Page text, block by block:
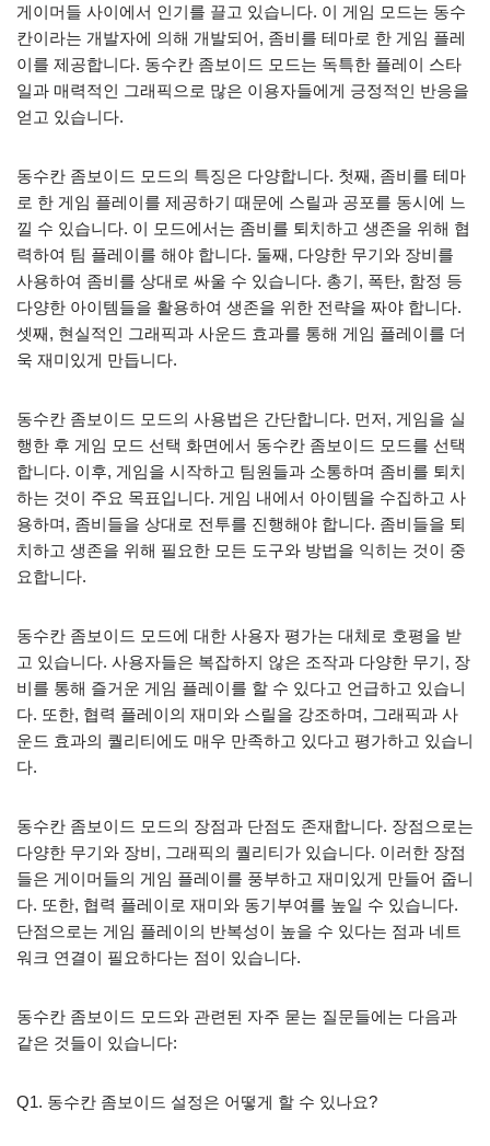
게이머들 사이에서 인기를 끌고 있습니다. 이 게임 모드는 동수
칸이라는 개발자에 의해 개발되어, 좀비를 테마로 한 게임 플레
이를 제공합니다. 동수칸 좀보이드 모드는 독특한 플레이 스타
일과 매력적인 그래픽으로 많은 이용자들에게 긍정적인 반응을
얻고 있습니다.
동수칸 좀보이드 모드의 특징은 다양합니다. 첫째, 좀비를 테마
로 한 게임 플레이를 제공하기 때문에 스릴과 공포를 동시에 느
낄 수 있습니다. 이 모드에서는 좀비를 퇴치하고 생존을 위해 협
력하여 팀 플레이를 해야 합니다. 둘째, 다양한 무기와 장비를
사용하여 좀비를 상대로 싸울 수 있습니다. 총기, 폭탄, 함정 등
다양한 아이템들을 활용하여 생존을 위한 전략을 짜야 합니다.
셋째, 현실적인 그래픽과 사운드 효과를 통해 게임 플레이를 더
욱 재미있게 만듭니다.
동수칸 좀보이드 모드의 사용법은 간단합니다. 먼저, 게임을 실
행한 후 게임 모드 선택 화면에서 동수칸 좀보이드 모드를 선택
합니다. 이후, 게임을 시작하고 팀원들과 소통하며 좀비를 퇴치
하는 것이 주요 목표입니다. 게임 내에서 아이템을 수집하고 사
용하며, 좀비들을 상대로 전투를 진행해야 합니다. 좀비들을 퇴
치하고 생존을 위해 필요한 모든 도구와 방법을 익히는 것이 중
요합니다.
동수칸 좀보이드 모드에 대한 사용자 평가는 대체로 호평을 받
고 있습니다. 사용자들은 복잡하지 않은 조작과 다양한 무기, 장
비를 통해 즐거운 게임 플레이를 할 수 있다고 언급하고 있습니
다. 또한, 협력 플레이의 재미와 스릴을 강조하며, 그래픽과 사
운드 효과의 퀄리티에도 매우 만족하고 있다고 평가하고 있습니
다.
동수칸 좀보이드 모드의 장점과 단점도 존재합니다. 장점으로는
다양한 무기와 장비, 그래픽의 퀄리티가 있습니다. 이러한 장점
들은 게이머들의 게임 플레이를 풍부하고 재미있게 만들어 줍니
다. 또한, 협력 플레이로 재미와 동기부여를 높일 수 있습니다.
단점으로는 게임 플레이의 반복성이 높을 수 있다는 점과 네트
워크 연결이 필요하다는 점이 있습니다.
동수칸 좀보이드 모드와 관련된 자주 묻는 질문들에는 다음과
같은 것들이 있습니다:
Q1. 동수칸 좀보이드 설정은 어떻게 할 수 있나요?